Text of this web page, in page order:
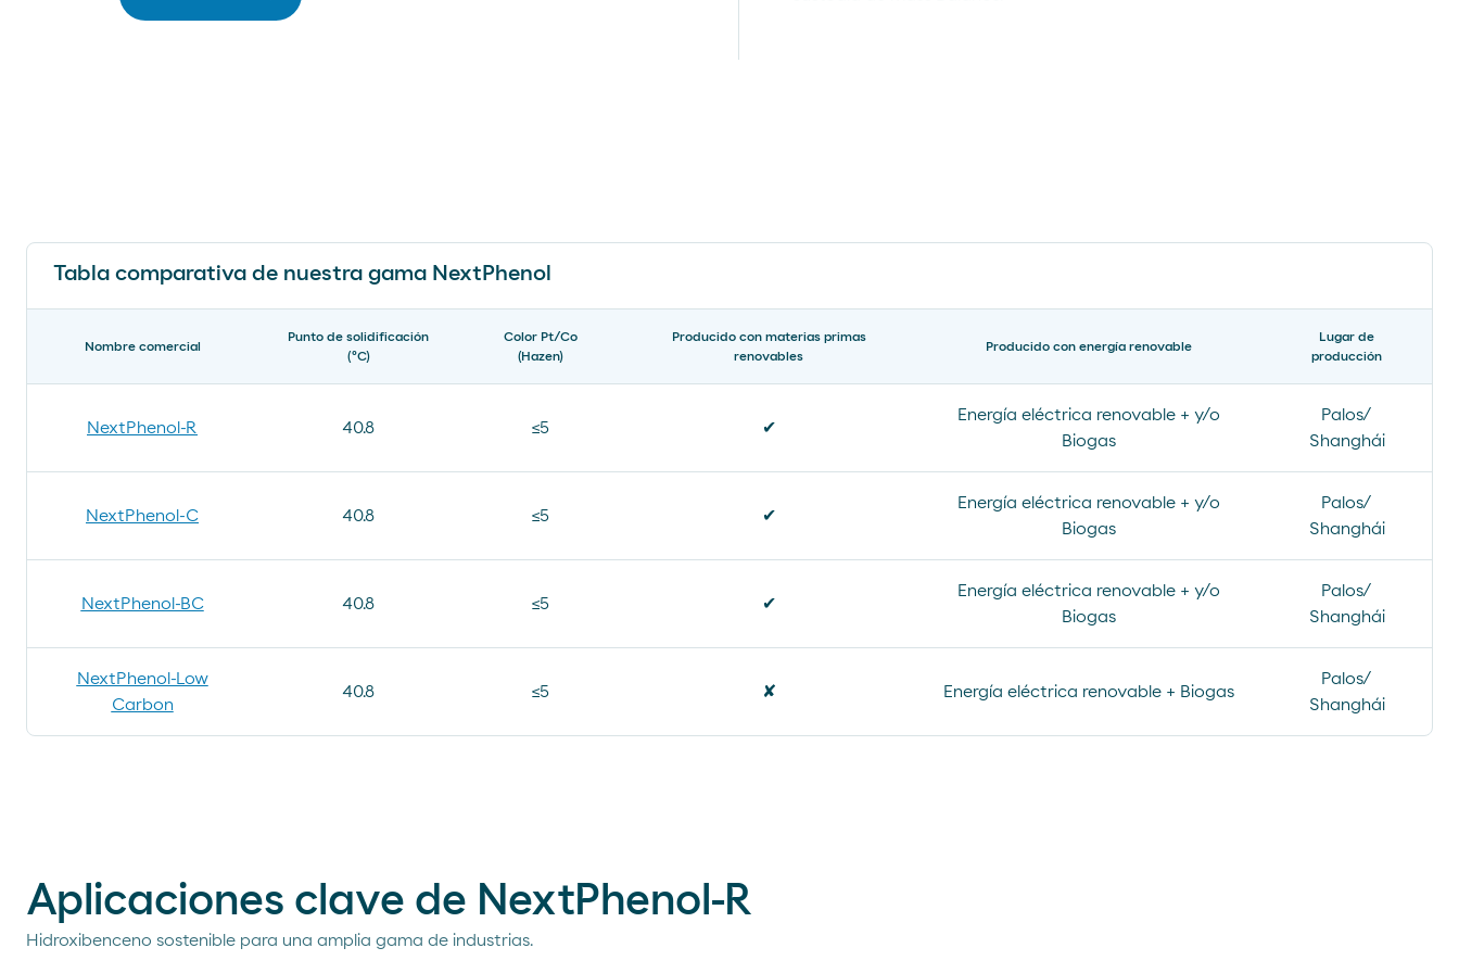
Tabla comparativa de nuestra gama NextPhenol
Nombre comercial
Punto de solidificación
(ºC)
Color Pt/Co
(Hazen)
Producido con materias primas
renovables
Producido con energía renovable
Lugar de
producción
NextPhenol-R 40.8 ≤5 ✔
Energía eléctrica renovable + y/o
Biogas
Palos/
Shanghái
NextPhenol-C 40.8 ≤5 ✔
Energía eléctrica renovable + y/o
Biogas
Palos/
Shanghái
NextPhenol-BC 40.8 ≤5 ✔
Energía eléctrica renovable + y/o
Biogas
Palos/
Shanghái
NextPhenol-Low
Carbon
40.8 ≤5 ✘ Energía eléctrica renovable + Biogas
Palos/
Shanghái
Aplicaciones clave de NextPhenol-R
Hidroxibenceno sostenible para una amplia gama de industrias.